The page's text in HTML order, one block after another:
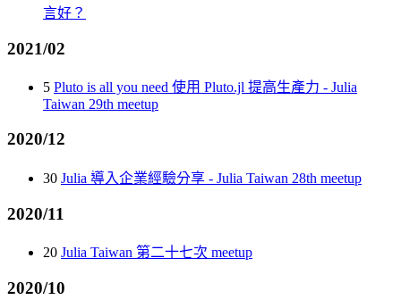
言好？
2021/02
5 Pluto is all you need 使用 Pluto.jl 提高生產力 - Julia
Taiwan 29th meetup
2020/12
30 Julia 導入企業經驗分享 - Julia Taiwan 28th meetup
2020/11
20 Julia Taiwan 第二十七次 meetup
2020/10